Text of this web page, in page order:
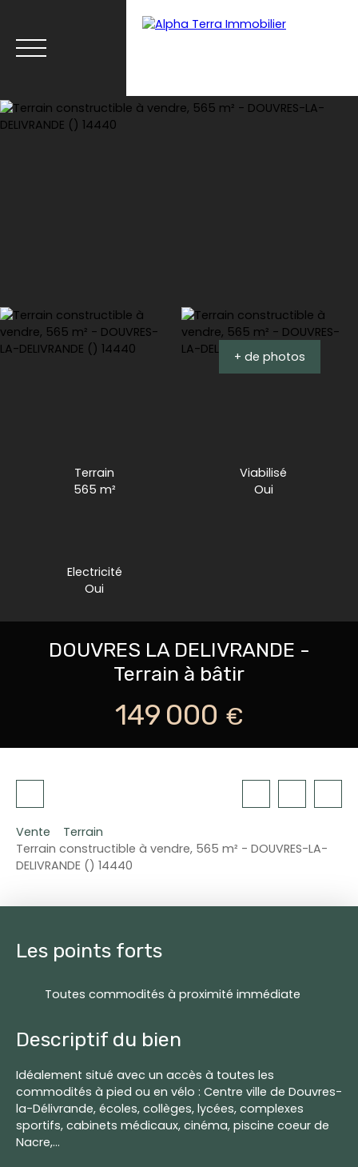
Menu
Espace client Estimation
+ de photos
Terrain
565 m²
Viabilisé
Oui
Electricité
Oui
DOUVRES LA DELIVRANDE -
Terrain à bâtir
149 000 €
Vente
Terrain
Terrain constructible à vendre, 565 m² - DOUVRES-LA-
DELIVRANDE () 14440
Les points forts
Toutes commodités à proximité immédiate
Descriptif du bien
Idéalement situé avec un accès à toutes les
commodités à pied ou en vélo : Centre ville de Douvres-
la-Délivrande, écoles, collèges, lycées, complexes
sportifs, cabinets médicaux, cinéma, piscine coeur de
Nacre,...